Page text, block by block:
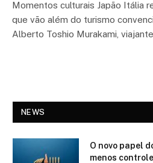
Momentos culturais Japão Itália
que vão além do turismo
Alberto Toshio Murakami,
NEWS
O novo papel
menos